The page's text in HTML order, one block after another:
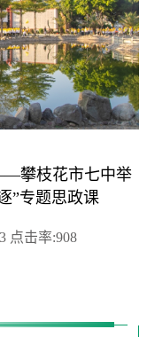
攀枝花市七中举
”专题思政课
点击率:908